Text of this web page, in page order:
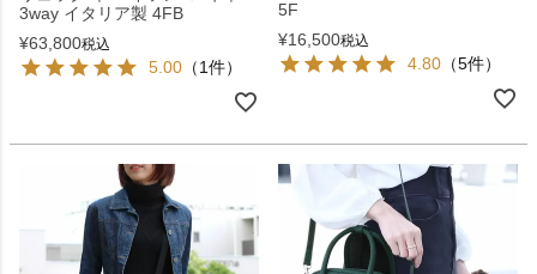
3way イタリア製 4FB
¥63,800税込
5.00 （1件）
5F
¥16,500税込
4.80 （5件）